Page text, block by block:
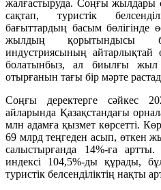
жалғастыруда. Соңғы жылдары
сақтап, туристік
бағыттардың басым бөлігінде
жылдың қорытындысы
индустриясының айтарлықтай
болатынбыз, ал биылғы жыл
отырғанын тағы бір мәрте
Соңғы деректерге сәйкес
айларында Қазақстандағы
млн адамға қызмет көрсетті.
69 млрд теңгеден асып, өткен
салыстырғанда 14%-ға
индексі 104,5%-ды құрады,
туристік белсенділіктің нақты